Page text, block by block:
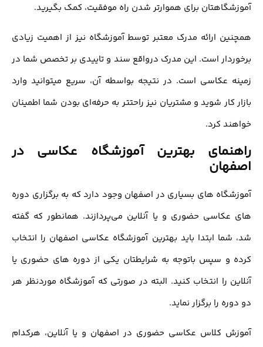
آموزشگاهتان برای هموارتر شدن راه موفقیت، کمک بگیرید.
همچنین ارائه مدرک معتبر توسط آموزشگاه نیز از اهمیت زیادی
برخوردار است. این مدرک درواقع سند و تاییدی بر تخصص شما در
زمینه عکاسی است. در نتیجه بواسطه آن، سریع میتوانید وارد
بازار کار شوید و مشتریان نیز راحتتر به حرفه‌ای بودن شما اطمینان
خواهند کرد.
راهنمای بهترین آموزشگاه عکاسی در
اصفهان
آموزشگاه های بسیاری در اصفهان وجود دارد که به برگزاری دوره
های عکاسی حضوری و یا آنلاین می‌پردازند. همانطور که گفته
شد، شما ابتدا باید بهترین آموزشگاه عکاسی اصفهان را انتخاب
کرده و سپس باتوجه به شرایطتان یکی از دوره های حضوری یا
آنلاین را انتخاب کنید. البته در صورتی که آموزشگاه موردنظر هر
دو دوره را برگزار نماید.
آموزش کلاس عکاسی حضوری در اصفهان و یا آنلاین، هرکدام